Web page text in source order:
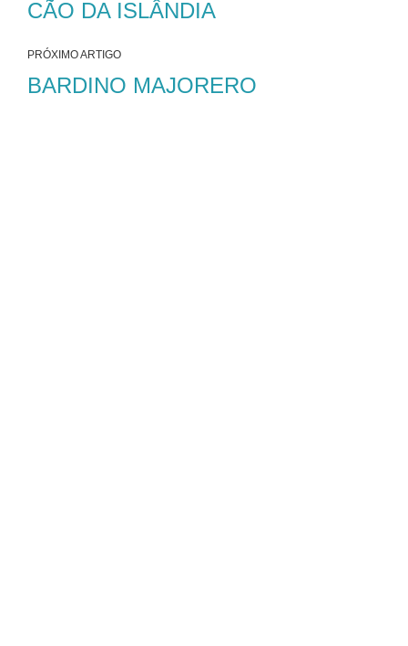
CÃO DA ISLÂNDIA
PRÓXIMO ARTIGO
BARDINO MAJORERO